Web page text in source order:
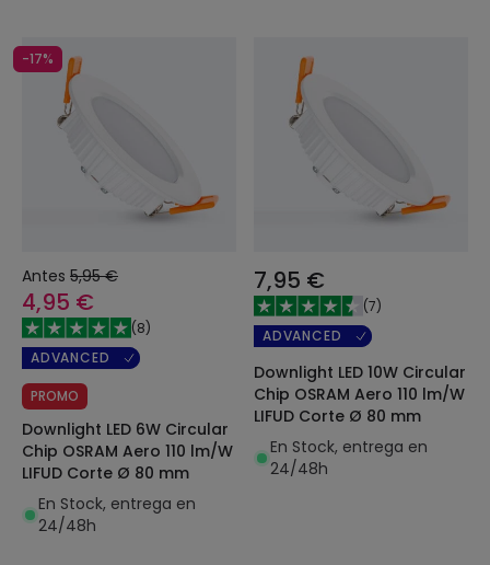
-17%
Antes 5,95 €
4,95 €
(8)
ADVANCED
PROMO
Downlight LED 6W Circular
Chip OSRAM Aero 110 lm/W
LIFUD Corte Ø 80 mm
En Stock, entrega en
24/48h
7,95 €
(7)
ADVANCED
Downlight LED 10W Circular
Chip OSRAM Aero 110 lm/W
LIFUD Corte Ø 80 mm
En Stock, entrega en
24/48h